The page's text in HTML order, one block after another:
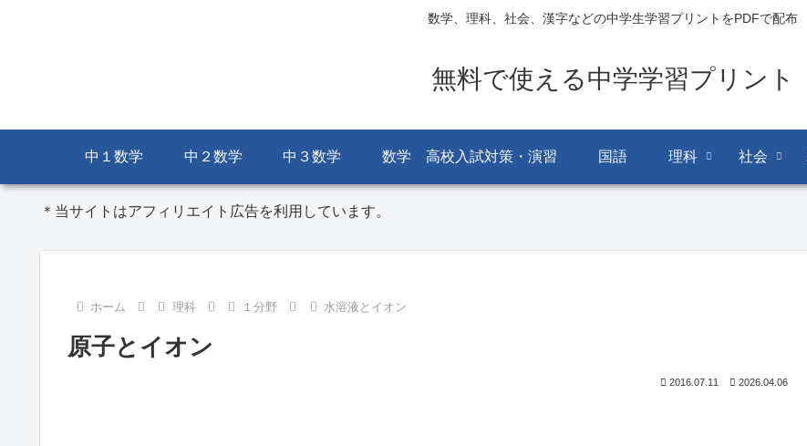
数学、理科、社会、漢字などの中学生学習プリントをPDFで配布
無料で使える中学学習プリント
中１数学 中２数学 中３数学 数学 高校入試対策・演習 国語 理科 社会
＊当サイトはアフィリエイト広告を利用しています。
ホーム 理科 １分野 水溶液とイオン
原子とイオン
2016.07.11 2026.04.06